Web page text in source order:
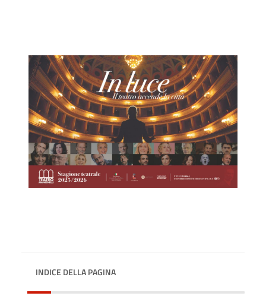
INDICE DELLA PAGINA